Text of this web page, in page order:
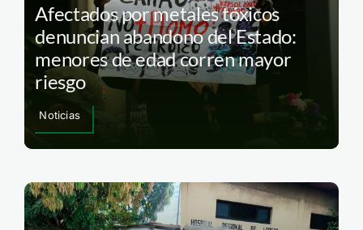
Afectados por metales tóxicos
denuncian abandono del Estado:
menores de edad corren mayor
riesgo
Noticias